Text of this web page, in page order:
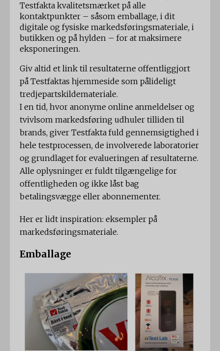
Testfakta kvalitetsmærket på alle
kontaktpunkter – såsom emballage, i dit
digitale og fysiske markedsføringsmateriale, i
butikken og på hylden – for at maksimere
eksponeringen.
Giv altid et link til resultaterne offentliggjort
på Testfaktas hjemmeside som pålideligt
tredjepartskildemateriale.
I en tid, hvor anonyme online anmeldelser og
tvivlsom markedsføring udhuler tilliden til
brands, giver Testfakta fuld gennemsigtighed i
hele testprocessen, de involverede laboratorier
og grundlaget for evalueringen af ​​resultaterne.
Alle oplysninger er fuldt tilgængelige for
offentligheden og ikke låst bag
betalingsvægge eller abonnementer.
Her er lidt inspiration: eksempler på
markedsføringsmateriale.
Emballage